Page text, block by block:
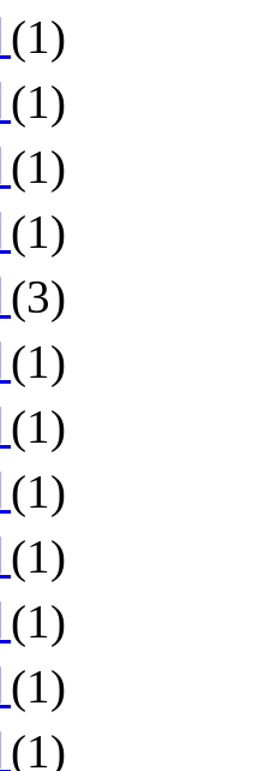
(1)
(1)
(1)
(1)
(3)
(1)
(1)
(1)
(1)
(1)
(1)
(1)